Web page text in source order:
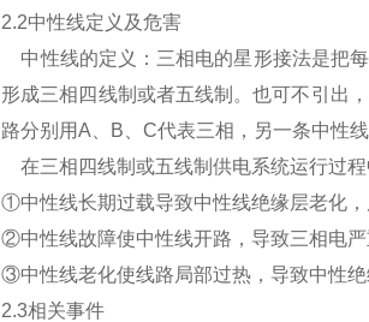
2.2中性线定义及危害
中性线的定义：三相电的星形接法是把
形成三相四线制或者五线制。也可不引出
路分别用A、B、C代表三相，另一条中性线
在三相四线制或五线制供电系统运行过
①中性线长期过载导致中性线绝缘层老化，
②中性线故障使中性线开路，导致三相电严
③中性线老化使线路局部过热，导致中性绝
2.3相关事件